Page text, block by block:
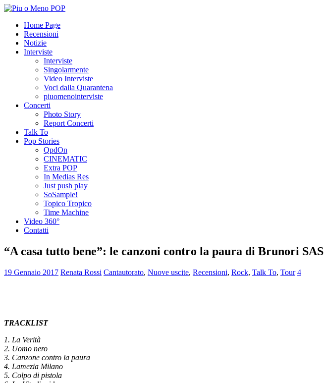
Home Page
Recensioni
Notizie
Interviste
Interviste
Singolarmente
Video Interviste
Voci dalla Quarantena
piuomenointerviste
Concerti
Photo Story
Report Concerti
Talk To
Pop Stories
QpdOn
CINEMATIC
Extra POP
In Medias Res
Just push play
SoSample!
Topico Tropico
Time Machine
Video 360°
Contatti
“A casa tutto bene”: le canzoni contro la paura di Brunori SAS
19 Gennaio 2017 Renata Rossi Cantautorato, Nuove uscite, Recensioni, Rock, Talk To, Tour 4
TRACKLIST
1. La Verità
2. Uomo nero
3. Canzone contro la paura
4. Lamezia Milano
5. Colpo di pistola